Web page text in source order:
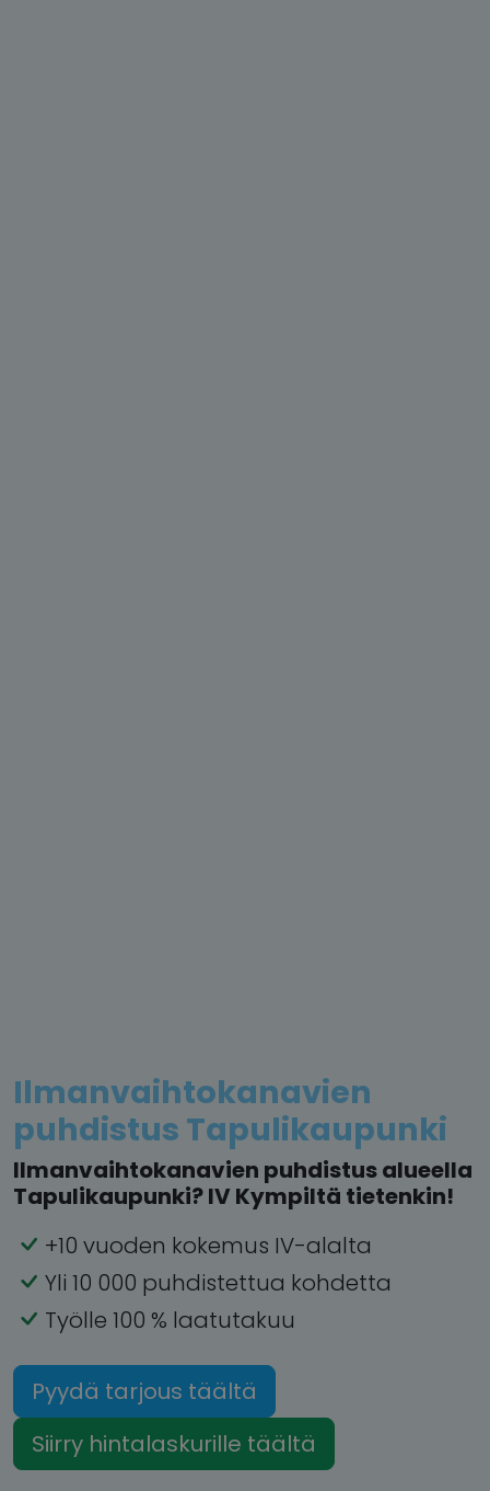
Ilmanvaihtokanavien
puhdistus Tapulikaupunki
Ilmanvaihtokanavien puhdistus alueella
Tapulikaupunki? IV Kympiltä tietenkin!
+10 vuoden kokemus IV-alalta
Yli 10 000 puhdistettua kohdetta
Työlle 100 % laatutakuu
Pyydä tarjous täältä
Siirry hintalaskurille täältä